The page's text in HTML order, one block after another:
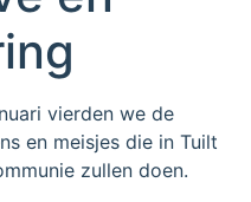
vierden we de
en meisjes die in Tuilt
zullen doen.